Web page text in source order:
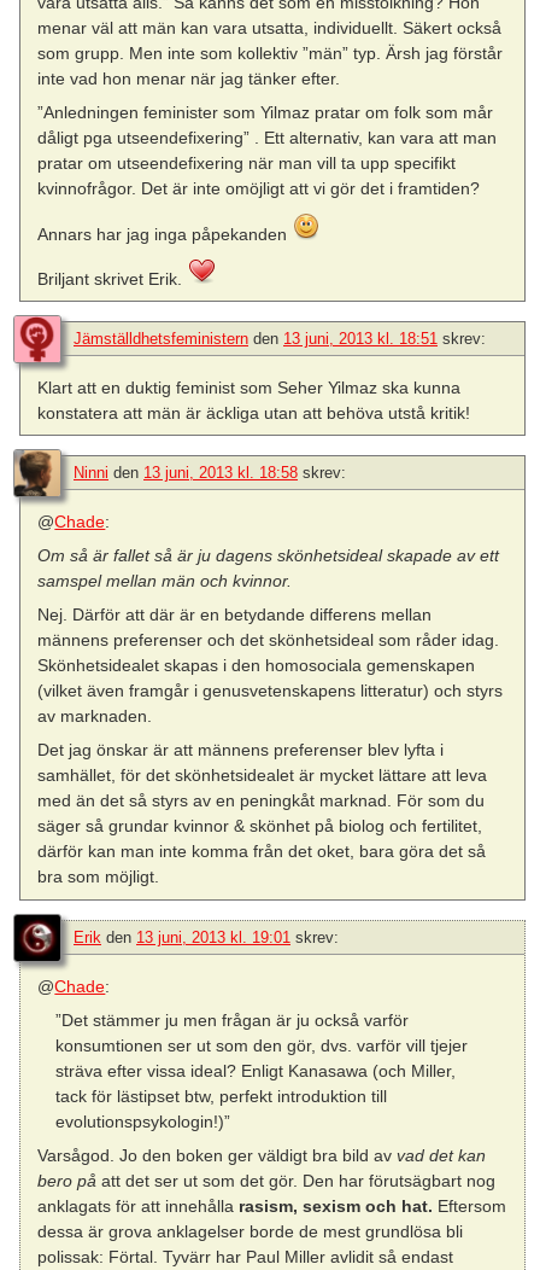
menar väl att män kan vara utsatta, individuellt. Säkert också
som grupp. Men inte som kollektiv ”män” typ. Ärsh jag förstår
inte vad hon menar när jag tänker efter.
”Anledningen feminister som Yilmaz pratar om folk som mår
dåligt pga utseendefixering” . Ett alternativ, kan vara att man
pratar om utseendefixering när man vill ta upp specifikt
kvinnofrågor. Det är inte omöjligt att vi gör det i framtiden?
Annars har jag inga påpekanden
Briljant skrivet Erik.
Jämställdhetsfeministern den 13 juni, 2013 kl. 18:51 skrev:
Klart att en duktig feminist som Seher Yilmaz ska kunna
konstatera att män är äckliga utan att behöva utstå kritik!
Ninni den 13 juni, 2013 kl. 18:58 skrev:
@Chade:
Om så är fallet så är ju dagens skönhetsideal skapade av ett
samspel mellan män och kvinnor.
Nej. Därför att där är en betydande differens mellan
männens preferenser och det skönhetsideal som råder idag.
Skönhetsidealet skapas i den homosociala gemenskapen
(vilket även framgår i genusvetenskapens litteratur) och styrs
av marknaden.
Det jag önskar är att männens preferenser blev lyfta i
samhället, för det skönhetsidealet är mycket lättare att leva
med än det så styrs av en peningkåt marknad. För som du
säger så grundar kvinnor & skönhet på biolog och fertilitet,
därför kan man inte komma från det oket, bara göra det så
bra som möjligt.
Erik den 13 juni, 2013 kl. 19:01 skrev:
@Chade:
”Det stämmer ju men frågan är ju också varför
konsumtionen ser ut som den gör, dvs. varför vill tjejer
sträva efter vissa ideal? Enligt Kanasawa (och Miller,
tack för lästipset btw, perfekt introduktion till
evolutionspsykologin!)”
Varsågod. Jo den boken ger väldigt bra bild avvad det kan
bero på att det ser ut som det gör. Den har förutsägbart nog
anklagats för att innehålla rasism, sexism och hat. Eftersom
dessa är grova anklagelser borde de mest grundlösa bli
polissak: Förtal. Tyvärr har Paul Miller avlidit så endast